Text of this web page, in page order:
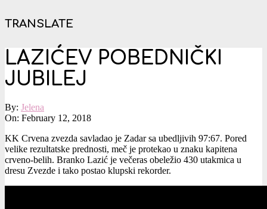
TRANSLATE
LAZIĆEV POBEDNIČKI
JUBILEJ
By: Jelena
On: February 12, 2018
KK Crvena zvezda savladao je Zadar sa ubedljivih 97:67. Pored
velike rezultatske prednosti, meč je protekao u znaku kapitena
crveno-belih. Branko Lazić je večeras obeležio 430 utakmica u
dresu Zvezde i tako postao klupski rekorder.